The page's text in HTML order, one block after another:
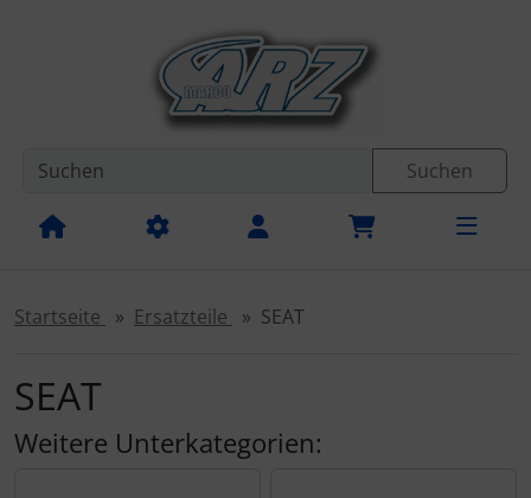
Suchen
Startseite Ersatzteile SEAT
SEAT
Weitere Unterkategorien: